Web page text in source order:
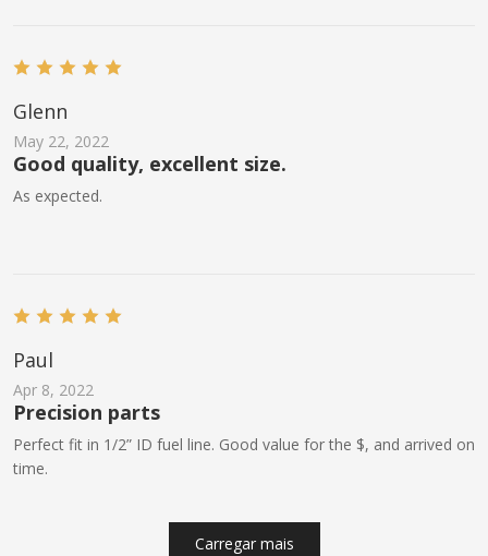
Glenn
May 22, 2022
Good quality, excellent size.
As expected.
Paul
Apr 8, 2022
Precision parts
Perfect fit in 1/2” ID fuel line. Good value for the $, and arrived on
time.
Carregar mais